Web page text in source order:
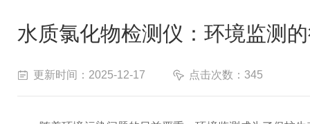
水质氯化物检测仪：环境监测
更新时间：2025-12-17 点击次数：345